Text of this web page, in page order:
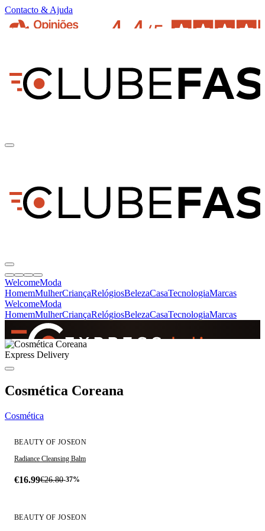
Contacto & Ajuda
WelcomeModa
HomemMulherCriançaRelógiosBelezaCasaTecnologiaMarcas
WelcomeModa
HomemMulherCriançaRelógiosBelezaCasaTecnologiaMarcas
SINCE 2005
+de 36.000 reviews
Express Delivery
Cosmética Coreana
Cosmética
BEAUTY OF JOSEON
Radiance Cleansing Balm
€16.99€26.80-37%
BEAUTY OF JOSEON